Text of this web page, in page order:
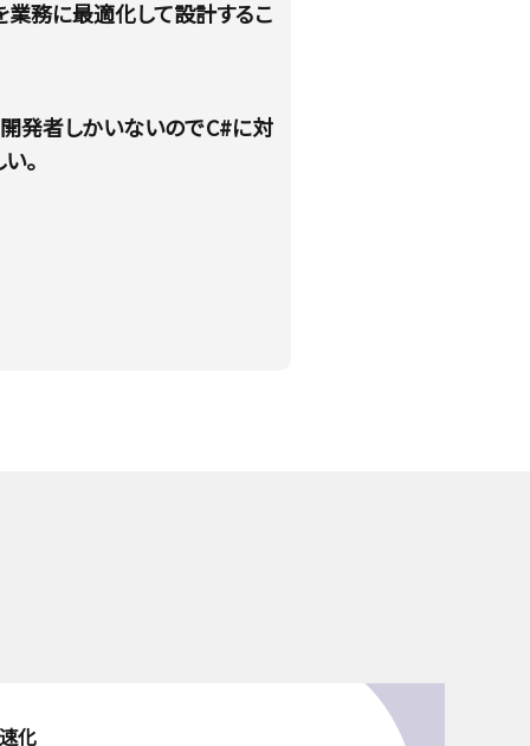
業務に最適化して設計するこ
発者しかいないのでC#に対
。
化